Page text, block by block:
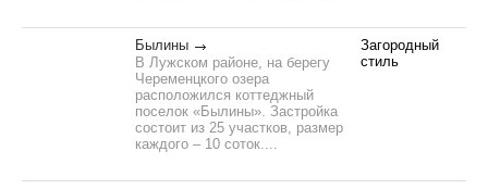
Былины
В Лужском районе, на берегу
Череменцкого озера
расположился коттеджный
поселок «Былины». Застройка
состоит из 25 участков, размер
каждого – 10 соток....
Загородный
стиль